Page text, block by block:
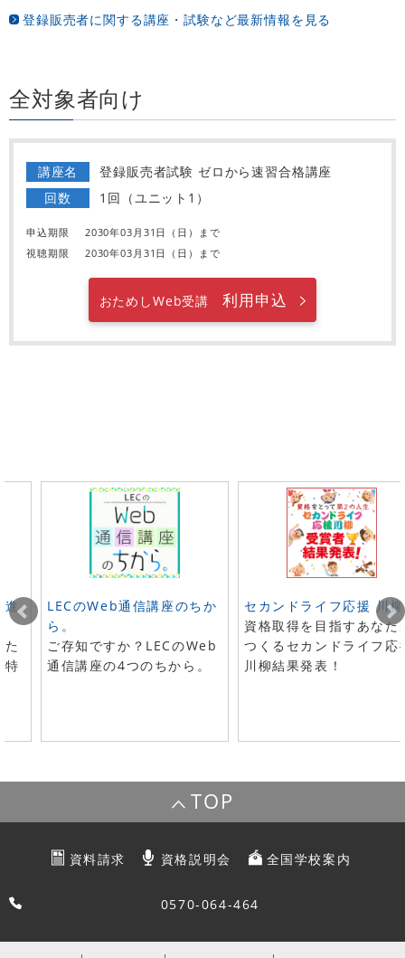
登録販売者に関する講座・試験など最新情報を見る
全対象者向け
講座名
登録販売者試験 ゼロから速習合格講座
回数
1回（ユニット1）
申込期限
2030年03月31日（日）まで
視聴期限
2030年03月31日（日）まで
おためしWeb受講利用申込
進
特
LECのWeb通信講座のちか
ら。
ご存知ですか？LECのWeb
通信講座の4つのちから。
セカンドライフ応援 川柳
資格取得を目指すあなた
つくるセカンドライフ応
川柳結果発表！
TOP
資料請求 資格説明会 全国学校案内
0570-064-464